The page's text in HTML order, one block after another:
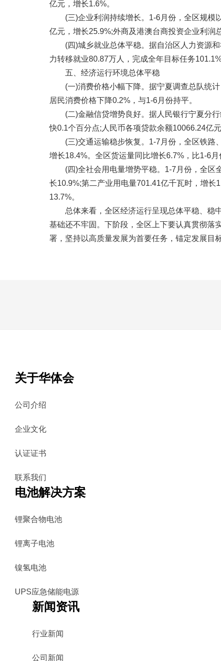
亿元，增长1.6%。
(三)企业利润持续增长。1-6月份，全区规模
亿元，增长25.9%;外商及港澳台商投资企业利润
(四)城乡就业总体平稳。据自治区人力资源和
力转移就业80.87万人，完成全年目标任务
五、经济运行环境总体平稳
(一)消费价格小幅下降。据宁夏调查总队统计
居民消费价格下降0.2%，与1-6月份持平。
(二)金融信贷增势良好。据人民银行宁夏分行
快0.1个百分点;人民币各项贷款余额10066.24亿
(三)交通运输稳步恢复。1-7月份，全区铁路
增长18.4%。全区货运量同比增长6.7%，比1-6
(四)全社会用电量增势平稳。1-7月份，全区
长10.9%;第二产业用电量701.41亿千瓦时，增
13.7%。
总体来看，全区经济运行呈现总体平稳、稳中
基础还不牢固。下阶段，全区上下要认真贯彻落
署，坚持以高质量发展为首要任务，锚定发展目
关于华体会
公司介绍
企业文化
认证证书
联系我们
电池解决方案
锂聚合物电池
锂离子电池
镍氢电池
UPS应急储能电源
新闻资讯
行业新闻
公司新闻